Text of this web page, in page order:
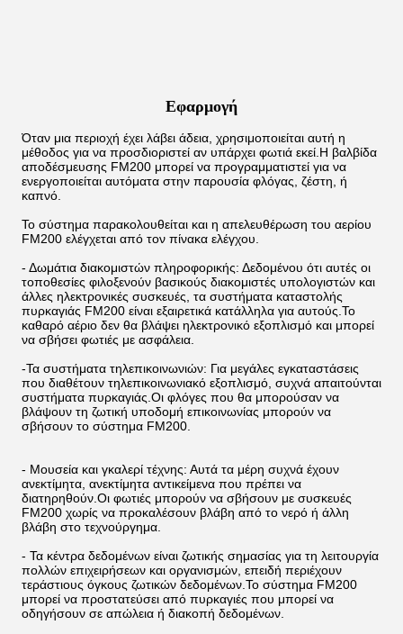
Εφαρμογή
Όταν μια περιοχή έχει λάβει άδεια, χρησιμοποιείται αυτή η
μέθοδος για να προσδιοριστεί αν υπάρχει φωτιά εκεί.Η βαλβίδα
αποδέσμευσης FM200 μπορεί να προγραμματιστεί για να
ενεργοποιείται αυτόματα στην παρουσία φλόγας, ζέστη, ή
καπνό.
Το σύστημα παρακολουθείται και η απελευθέρωση του αερίου
FM200 ελέγχεται από τον πίνακα ελέγχου.
- Δωμάτια διακομιστών πληροφορικής: Δεδομένου ότι αυτές οι
τοποθεσίες φιλοξενούν βασικούς διακομιστές υπολογιστών και
άλλες ηλεκτρονικές συσκευές, τα συστήματα καταστολής
πυρκαγιάς FM200 είναι εξαιρετικά κατάλληλα για αυτούς.Το
καθαρό αέριο δεν θα βλάψει ηλεκτρονικό εξοπλισμό και μπορεί
να σβήσει φωτιές με ασφάλεια.
-Τα συστήματα τηλεπικοινωνιών: Για μεγάλες εγκαταστάσεις
που διαθέτουν τηλεπικοινωνιακό εξοπλισμό, συχνά απαιτούνται
συστήματα πυρκαγιάς.Οι φλόγες που θα μπορούσαν να
βλάψουν τη ζωτική υποδομή επικοινωνίας μπορούν να
σβήσουν το σύστημα FM200.
- Μουσεία και γκαλερί τέχνης: Αυτά τα μέρη συχνά έχουν
ανεκτίμητα, ανεκτίμητα αντικείμενα που πρέπει να
διατηρηθούν.Οι φωτιές μπορούν να σβήσουν με συσκευές
FM200 χωρίς να προκαλέσουν βλάβη από το νερό ή άλλη
βλάβη στο τεχνούργημα.
- Τα κέντρα δεδομένων είναι ζωτικής σημασίας για τη λειτουργία
πολλών επιχειρήσεων και οργανισμών, επειδή περιέχουν
τεράστιους όγκους ζωτικών δεδομένων.Το σύστημα FM200
μπορεί να προστατεύσει από πυρκαγιές που μπορεί να
οδηγήσουν σε απώλεια ή διακοπή δεδομένων.